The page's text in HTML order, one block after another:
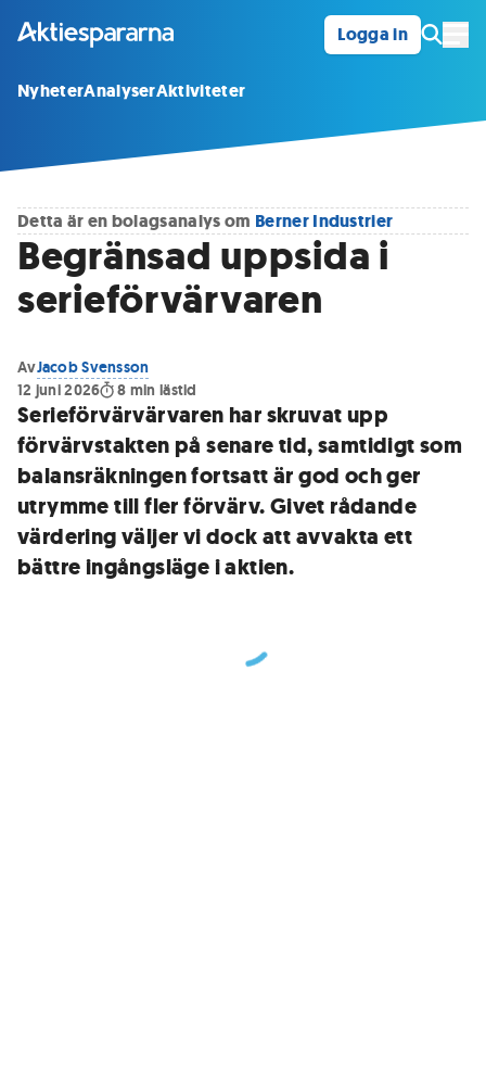
Logga in
NyheterAnalyserAktiviteter
Detta är en bolagsanalys om Berner Industrier
Begränsad uppsida i
serieförvärvaren
AvJacob Svensson
12 juni 2026
8 min lästid
Serieförvärvärvaren har skruvat upp
förvärvstakten på senare tid, samtidigt som
balansräkningen fortsatt är god och ger
utrymme till fler förvärv. Givet rådande
värdering väljer vi dock att avvakta ett
bättre ingångsläge i aktien.